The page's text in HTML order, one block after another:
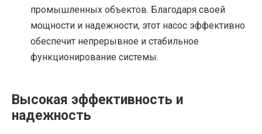
промышленных объектов. Благодаря своей
мощности и надежности, этот насос эффективно
обеспечит непрерывное и стабильное
функционирование системы.
Высокая эффективность и
надежность